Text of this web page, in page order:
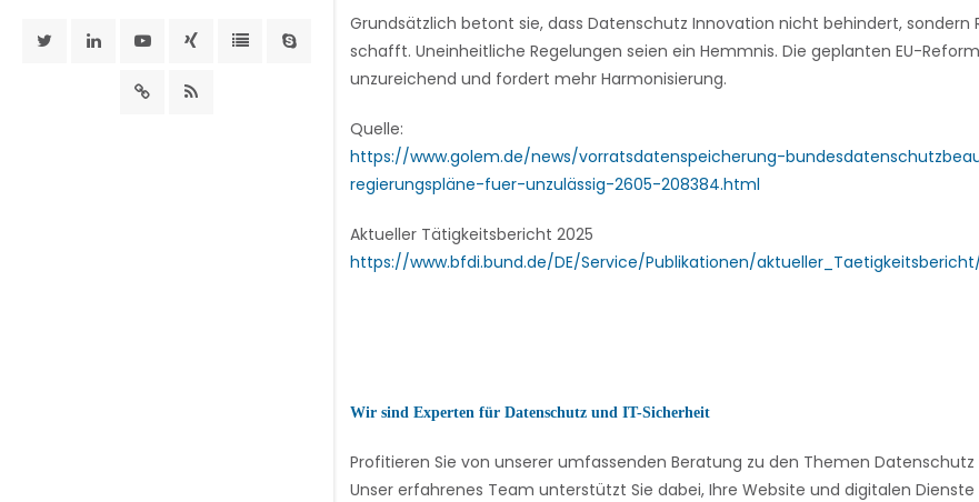
Grundsätzlich betont sie, dass Datenschutz Innovation nicht behindert, sondern
schafft. Uneinheitliche Regelungen seien ein Hemmnis. Die geplanten EU-
unzureichend und fordert mehr Harmonisierung.
Quelle:
https://www.golem.de/news/vorratsdatenspeicherung-
regierungspläne-fuer-unzulässig-2605-208384.html
Aktueller Tätigkeitsbericht 2025
https://www.bfdi.bund.de/DE/Service/Publikationen/
Wir sind Experten für Datenschutz und IT-Sicherheit
Profitieren Sie von unserer umfassenden Beratung zu den Themen
Unser erfahrenes Team unterstützt Sie dabei, Ihre Website und digitalen